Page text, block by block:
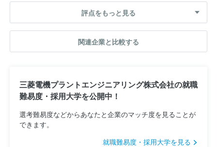
評点をもっと見る
関連企業と比較する
三菱電機プラントエンジニアリング株式会社の就職
難易度・採用大学を公開中！
選考難易度などからあなたと企業のマッチ度を見ることが
できます。
就職難易度・採用大学を見る